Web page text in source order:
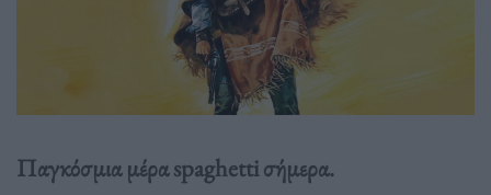
Παγκόσμια μέρα spaghetti σήμερα.